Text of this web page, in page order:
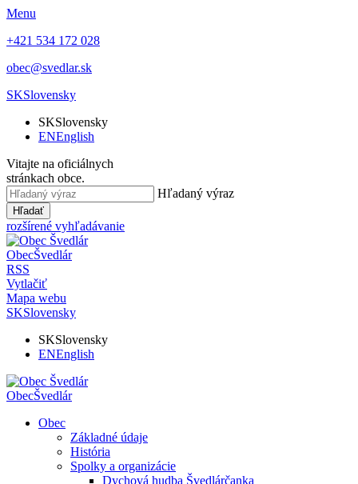
Menu
+421 534 172 028
obec@svedlar.sk
SKSlovensky
SKSlovensky
ENEnglish
Vitajte na oficiálnych
stránkach obce.
Hľadaný výraz
Hľadať
rozšírené vyhľadávanie
ObecŠvedlár
RSS
Vytlačiť
Mapa webu
SKSlovensky
SKSlovensky
ENEnglish
ObecŠvedlár
Obec
Základné údaje
História
Spolky a organizácie
Dychová hudba Švedlárčanka